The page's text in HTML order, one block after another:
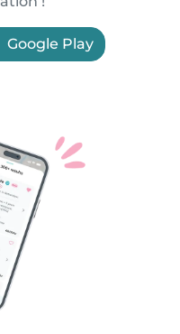
Google Play